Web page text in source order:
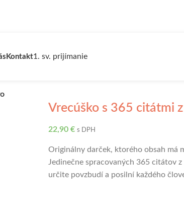
Kontakt1. sv. prijímanie
Vrecúško s 365 citátmi
22,90 € s DPH
Originálny darček, ktorého obsah má
Jedinečne spracovaných 365 citátov
určite povzbudí a posilní každého